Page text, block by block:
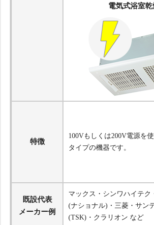
電気式浴室
特徴
100Vもしくは200V電源を
タイプの機器です。
既設代表
メーカー例
マックス・シンワハイテク
(ナショナル)・三菱・サン
(TSK)・クラリオン など